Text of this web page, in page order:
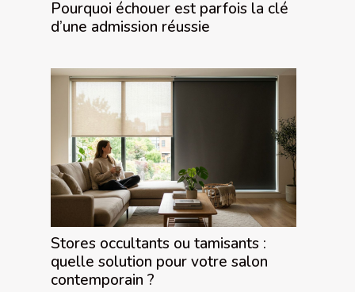
Pourquoi échouer est parfois la clé
d’une admission réussie
Stores occultants ou tamisants :
quelle solution pour votre salon
contemporain ?